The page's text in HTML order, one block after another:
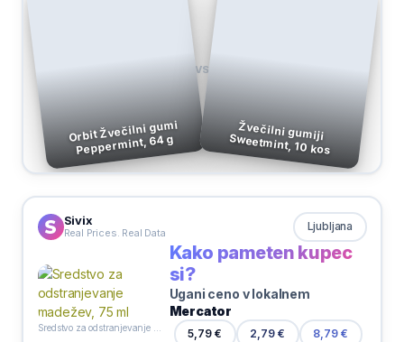
Orbit Žvečilni gumi
Peppermint, 64 g
VS
Žvečilni gumiji
Sweetmint, 10 kos
Sivix
Real Prices. Real Data Ljubljana
Kako pameten kupec
si?
Ugani ceno v lokalnem
Mercator
5,79 € 2,79 € 8,79 €